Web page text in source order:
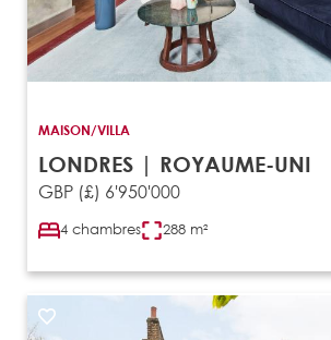
MAISON/VILLA
LONDRES | ROYAUME-UNI
GBP (£) 6'950'000
4 chambres 288 m²